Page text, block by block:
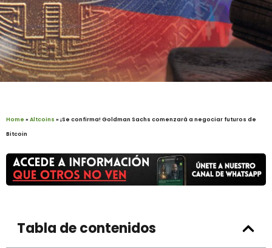
Home »Altcoins »¡Se confirma! Goldman Sachs comenzará a negociar futuros de
Bitcoin
Tabla de contenidos